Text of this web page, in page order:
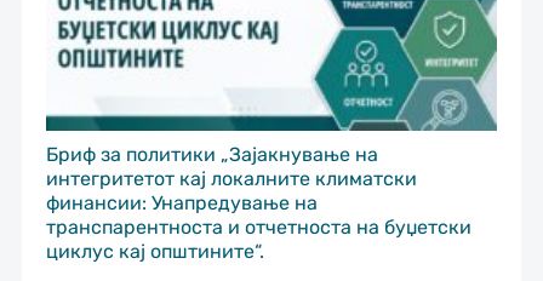
Бриф за политики „Зајакнување на
интегритетот кај локалните климатски
финансии: Унапредување на
транспарентноста и отчетноста на буџетски
циклус кај општините“.